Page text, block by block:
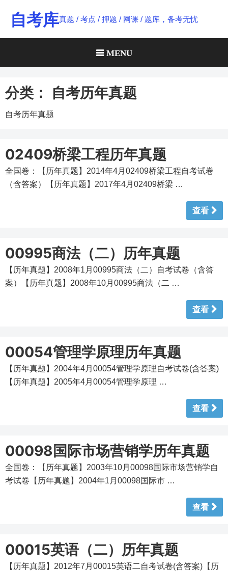
自考库真题 / 考点 / 押题 / 网课 / 题库，备考无忧
MENU
分类： 自考历年真题
自考历年真题
02409桥梁工程历年真题
全国卷：【历年真题】2014年4月02409桥梁工程自考试卷
（含答案）【历年真题】2017年4月02409桥梁 …
查看
00995商法（二）历年真题
【历年真题】2008年1月00995商法（二）自考试卷（含答
案）【历年真题】2008年10月00995商法（二 …
查看
00054管理学原理历年真题
【历年真题】2004年4月00054管理学原理自考试卷(含答案)
【历年真题】2005年4月00054管理学原理 …
查看
00098国际市场营销学历年真题
全国卷：【历年真题】2003年10月00098国际市场营销学自
考试卷【历年真题】2004年1月00098国际市 …
查看
00015英语（二）历年真题
【历年真题】2012年7月00015英语二自考试卷(含答案)【历